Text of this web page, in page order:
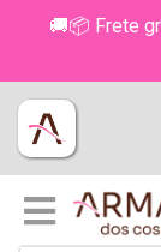
🚚📦 Frete